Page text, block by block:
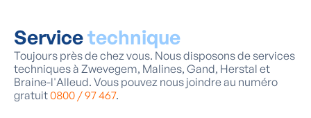
Servicetechnique
Toujours près de chez vous. Nous disposons de services
techniques à Zwevegem, Malines, Gand, Herstal et
Braine-l'Alleud. Vous pouvez nous joindre au numéro
gratuit0800 / 97 467.